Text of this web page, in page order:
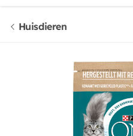
Huisdieren